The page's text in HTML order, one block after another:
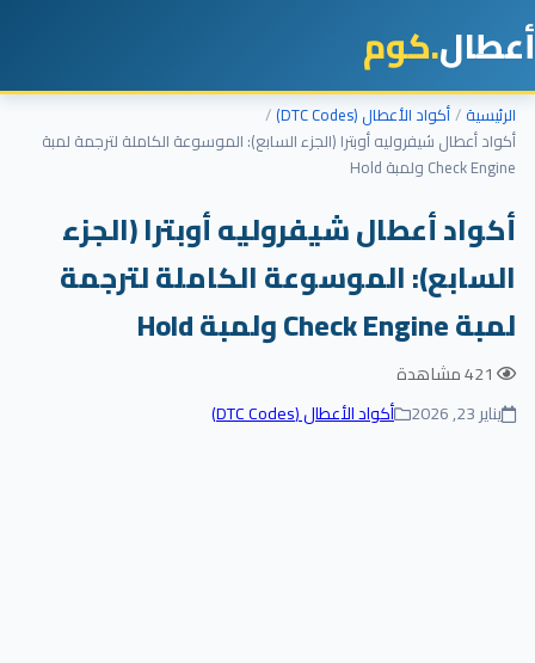
أعطال.كوم
الرئيسية أكواد الأعطال (DTC Codes)
أكواد أعطال شيفروليه أوبترا (الجزء السابع): الموسوعة الكاملة لترجمة لمبة
Check Engine ولمبة Hold
أكواد أعطال شيفروليه أوبترا (الجزء
السابع): الموسوعة الكاملة لترجمة
لمبة Check Engine ولمبة Hold
يناير 23, 2026 أكواد الأعطال (DTC Codes)